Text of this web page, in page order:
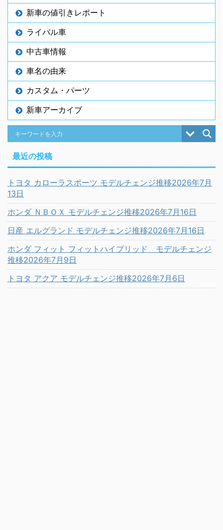
新車の値引きレポート
ライバル車
中古車情報
車名の由来
カスタム・パーツ
新車アーカイブ
最近の投稿
トヨタ カローラスポーツ モデルチェンジ推移2026年7月
13日
ホンダ ＮＢＯＸ モデルチェンジ推移2026年7月16日
日産 エルグランド モデルチェンジ推移2026年7月16日
ホンダ フィット フィットハイブリッド モデルチェンジ
推移2026年7月9日
トヨタ アクア モデルチェンジ推移2026年7月6日